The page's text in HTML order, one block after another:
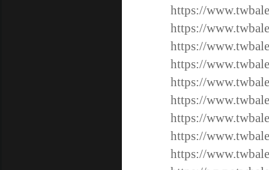
https://
https://
https://
https://
https://
https://
https://
https://
https://